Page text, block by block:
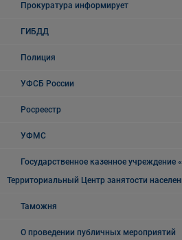
Прокуратура информирует
ГИБДД
Полиция
УФСБ России
Росреестр
УФМС
Государственное казенное учреждение
Территориальный Центр занятости
Таможня
О проведении публичных мероприятий